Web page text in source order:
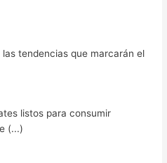
tendencias que marcarán el
listos para consumir
(...)